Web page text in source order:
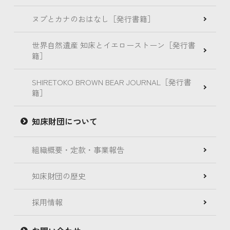
ヌプとカナのおはなし［発行書籍］
世界自然遺産 知床とイエローストーン［発行書
籍］
SHIRETOKO BROWN BEAR JOURNAL［発行書
籍］
知床財団について
組織概要・定款・事業報告
知床財団の歴史
採用情報